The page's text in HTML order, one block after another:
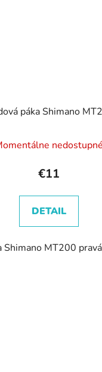
páka Shimano
nedostupné
€11
DETAIL
Shimano MT200